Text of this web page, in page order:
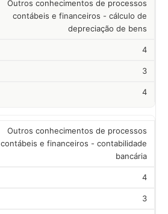
Outros conhecimentos de processos
contábeis e financeiros - cálculo de
depreciação de bens
4
3
4
Outros conhecimentos de processos
contábeis e financeiros - contabilidade
bancária
4
3